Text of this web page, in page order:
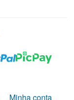
Minha conta